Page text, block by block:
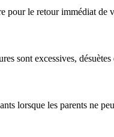
pour le retour immédiat de
sont excessives,
lorsque les parents ne